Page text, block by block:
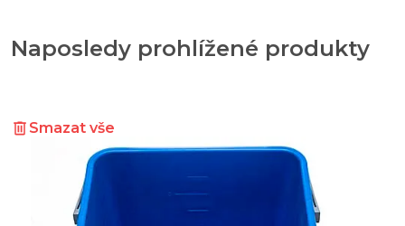
Naposledy prohlížené produkty
Smazat vše